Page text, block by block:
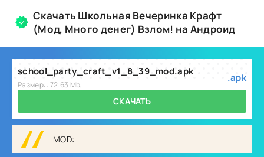
Скачать Школьная Вечеринка Крафт
(Мод, Много денег) Взлом! на Андроид
school_party_craft_v1_8_39_mod.apk
Размер:: 72.63 Mb,
.apk
СКАЧАТЬ
MOD: